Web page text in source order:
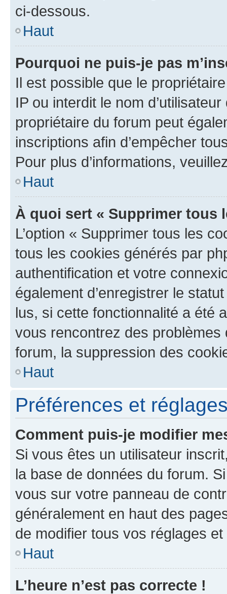
ci-dessous.
Haut
Pourquoi ne puis-je pas
Il est possible que le
IP ou interdit le nom
propriétaire du forum peut
inscriptions afin d’empêcher
Pour plus d’informations,
Haut
À quoi sert « Supprimer tous
L’option « Supprimer tous les
tous les cookies générés par
authentification et votre
également d’enregistrer le
lus, si cette fonctionnalité a été
vous rencontrez des
forum, la suppression des
Haut
Préférences et
Comment puis-je modifier
Si vous êtes un utilisateur
la base de données du forum.
vous sur votre panneau de
généralement en haut des
de modifier tous vos réglages
Haut
L’heure n’est pas correcte !